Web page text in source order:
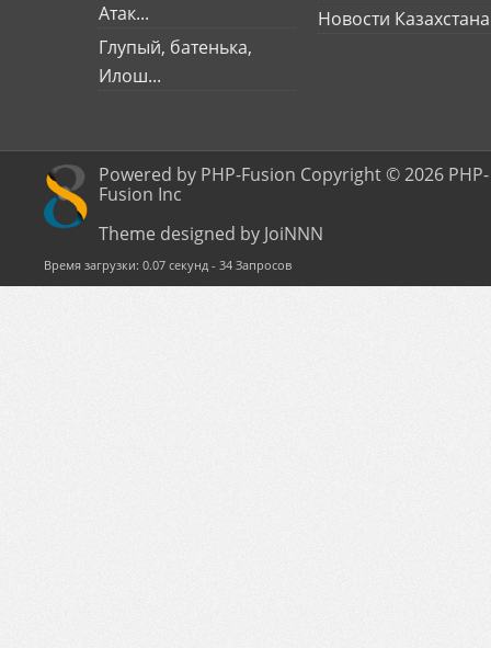
Атак...
Глупый, батенька,
Илош...
Новости Казахстана
Powered by PHP-Fusion Copyright © 2026 PHP-
Fusion Inc
Theme designed by JoiNNN
Время загрузки: 0.07 секунд - 34 Запросов